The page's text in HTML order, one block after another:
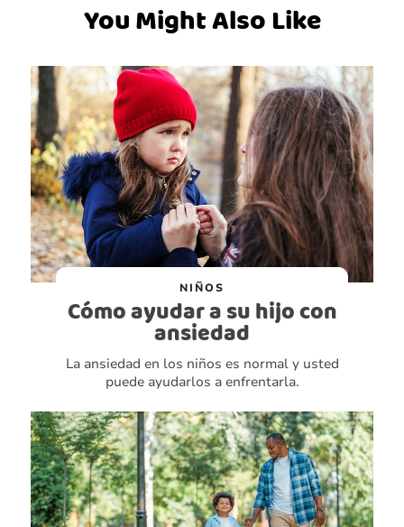
You Might Also Like
NIÑOS
Cómo ayudar a su hijo con
ansiedad
La ansiedad en los niños es normal y usted
puede ayudarlos a enfrentarla.